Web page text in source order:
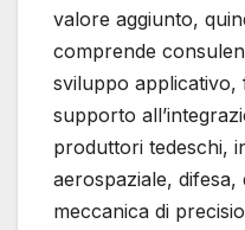
valore aggiunto,
comprende
sviluppo applicativo,
supporto
produttori tedeschi,
aerospaziale, difesa,
meccanica di